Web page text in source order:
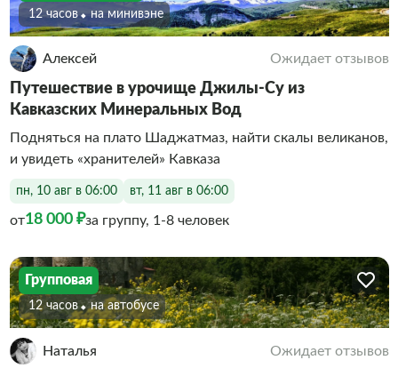
12 часов На минивэне
Алексей Ожидает отзывов
Путешествие в урочище Джилы-Су из
Кавказских Минеральных Вод
Подняться на плато Шаджатмаз, найти скалы великанов,
и увидеть «хранителей» Кавказа
пн, 10 авг в 06:00 вт, 11 авг в 06:00
от18 000 ₽за группу, 1-8 человек
Групповая
12 часов На автобусе
Наталья Ожидает отзывов